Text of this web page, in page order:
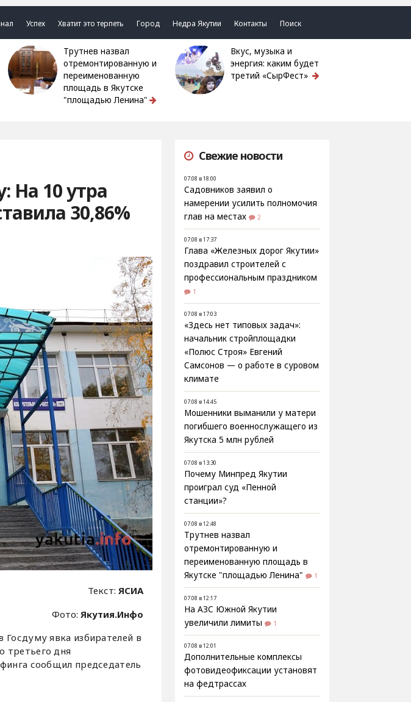
Успех Хватит это терпеть Город Недра Якутии Контакты Поиск
Трутнев назвал
отремонтированную и
переименованную
площадь в Якутске
"площадью Ленина"
Вкус, музыка и
энергия: каким будет
третий «СырФест»
На 10 утра
30,86%
Текст:ЯСИА
Фото:Якутия.Инфо
Госдуму явка избирателей в
третьего дня
сообщил председатель
Свежие новости
07.08 в 18:00
Садовников заявил о
намерении усилить полномочия
глав на местах
2
07.08 в 17:37
Глава «Железных дорог Якутии»
поздравил строителей с
профессиональным праздником
1
07.08 в 17:03
«Здесь нет типовых задач»:
начальник стройплощадки
«Полюс Строя» Евгений
Самсонов — о работе в суровом
климате
07.08 в 14:45
Мошенники выманили у матери
погибшего военнослужащего из
Якутска 5 млн рублей
07.08 в 13:30
Почему Минпред Якутии
проиграл суд «Пенной
станции»?
07.08 в 12:48
Трутнев назвал
отремонтированную и
переименованную площадь в
Якутске "площадью Ленина"
1
07.08 в 12:17
На АЗС Южной Якутии
увеличили лимиты
1
07.08 в 12:01
Дополнительные комплексы
фотовидеофиксации установят
на федтрассах